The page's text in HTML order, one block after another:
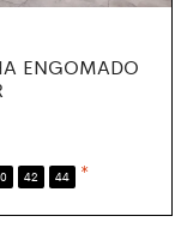
ENGOMADO
42 44 *